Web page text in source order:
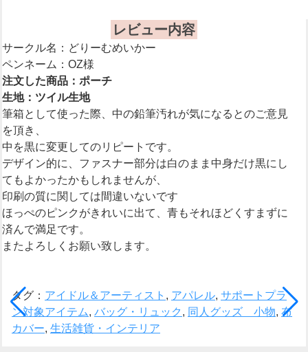
レビュー内容
サークル名：どりーむめいかー
ペンネーム：OZ様
注文した商品：ポーチ
生地：ツイル生地
筆箱として使った際、中の鉛筆汚れが気になるとのご意見
を頂き、
中を黒に変更してのリピートです。
デザイン的に、ファスナー部分は白のまま中身だけ黒にし
てもよかったかもしれませんが、
印刷の質に関しては間違いないです
ほっぺのピンクがきれいに出て、青もそれほどくすまずに
済んで満足です。
またよろしくお願い致します。
タグ： アイドル＆アーティスト , アパレル, サポートプラ
ン対象アイテム, バッグ・リュック , 同人グッズ 小物, 布
カバー, 生活雑貨・インテリア